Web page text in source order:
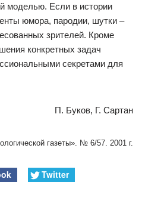
моделью. Если в истории
юмора, пародии, шутки –
зрителей. Кроме
конкретных задач
секретами для
П. Буков, Г. Сартан
газеты». № 6/57. 2001 г.
Twitter